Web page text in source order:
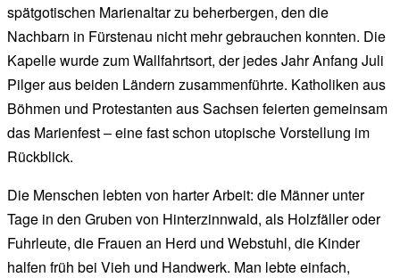
spätgotischen Marienaltar zu beherbergen, den die
Nachbarn in Fürstenau nicht mehr gebrauchen konnten. Die
Kapelle wurde zum Wallfahrtsort, der jedes Jahr Anfang Juli
Pilger aus beiden Ländern zusammenführte. Katholiken aus
Böhmen und Protestanten aus Sachsen feierten gemeinsam
das Marienfest – eine fast schon utopische Vorstellung im
Rückblick.
Die Menschen lebten von harter Arbeit: die Männer unter
Tage in den Gruben von Hinterzinnwald, als Holzfäller oder
Fuhrleute, die Frauen an Herd und Webstuhl, die Kinder
halfen früh bei Vieh und Handwerk. Man lebte einfach,